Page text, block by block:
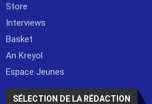
Store
Interviews
Basket
An Kreyol
Espace Jeunes
SÉLECTION DE LA RÉDACTION